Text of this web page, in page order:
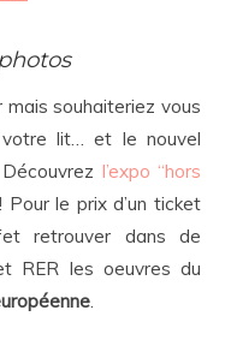
mais souhaiteriez vous
votre lit… et le nouvel
l’expo “hors
! Pour le prix d’un ticket
retrouver dans de
RER les oeuvres du
.